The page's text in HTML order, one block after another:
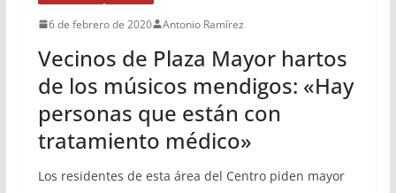
6 de febrero de 2020 Antonio Ramírez
Vecinos de Plaza Mayor hartos
de los músicos mendigos: «Hay
personas que están con
tratamiento médico»
Los residentes de esta área del Centro piden mayor